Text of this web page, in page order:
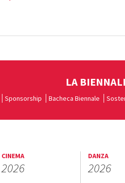
LA
Sponsorship Bacheca Biennale
CINEMA
2026
DANZA
2026